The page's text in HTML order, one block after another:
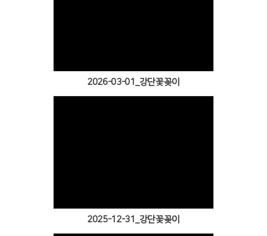
2026-03-01_강단꽃꽂이
2025-12-31_강단꽃꽂이